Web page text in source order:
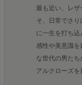
最も近い、レザ
そ、日常でさ
に一生を打ち
感性や美意識
な世代の男た
アルクローズを